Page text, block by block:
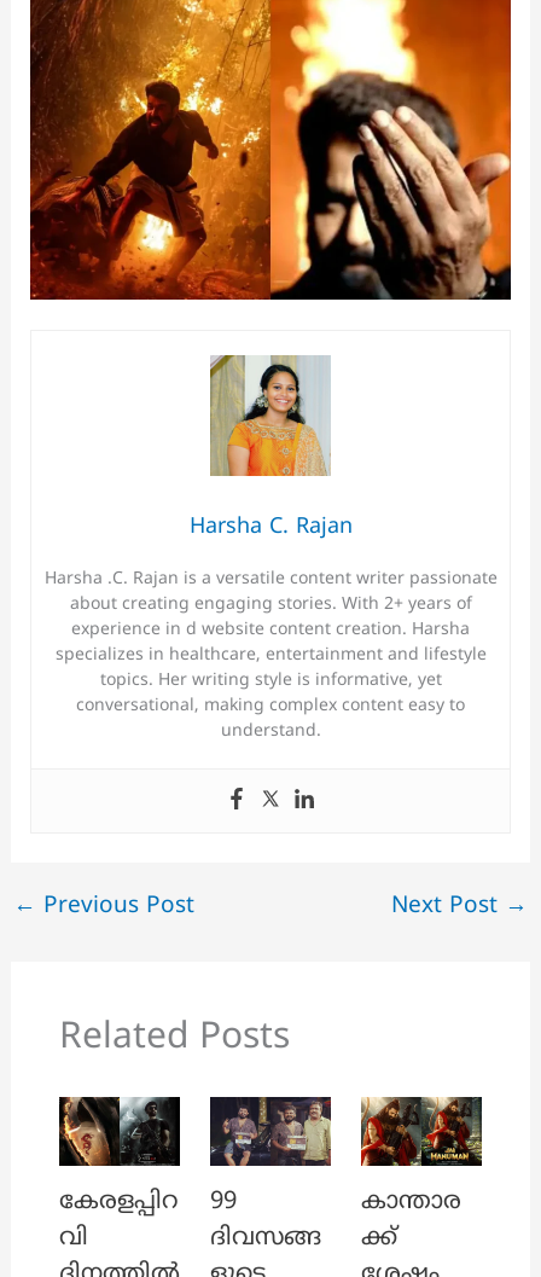
Harsha C. Rajan
Harsha .C. Rajan is a versatile content writer passionate
about creating engaging stories. With 2+ years of
experience in d website content creation. Harsha
specializes in healthcare, entertainment and lifestyle
topics. Her writing style is informative, yet
conversational, making complex content easy to
understand.
← Previous Post Next Post →
Related Posts
കേരളപ്പിറ
വി
99
ദിവസങ്ങ
കാന്താര
ക്ക്